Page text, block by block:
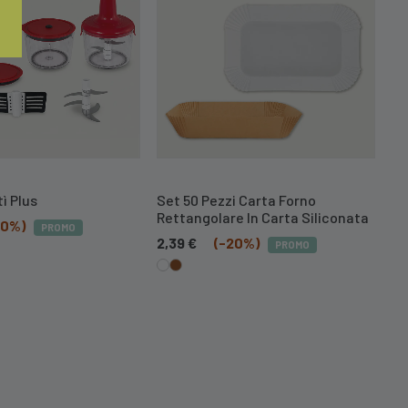
Plus
PROMO
Set 50 Pezzi Carta Forno
Rettangolare In Carta Siliconata
2,39 € (-20%) PROMO